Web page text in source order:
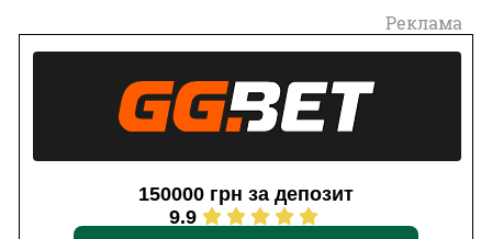
Реклама
150000 грн за депозит
9.9